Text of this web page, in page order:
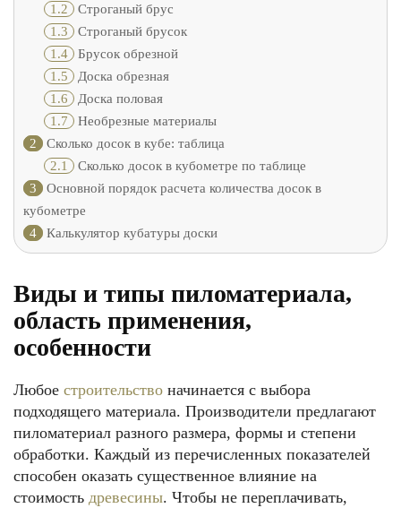
1.2 Строганый брус
1.3 Строганый брусок
1.4 Брусок обрезной
1.5 Доска обрезная
1.6 Доска половая
1.7 Необрезные материалы
2
Сколько досок в кубе: таблица
2.1 Сколько досок в кубометре по таблице
3
Основной порядок расчета количества досок в
кубометре
4
Калькулятор кубатуры доски
Виды и типы пиломатериала,
область применения,
особенности
Любое строительство начинается с выбора
подходящего материала. Производители предлагают
пиломатериал разного размера, формы и степени
обработки. Каждый из перечисленных показателей
способен оказать существенное влияние на
стоимость древесины. Чтобы не переплачивать,